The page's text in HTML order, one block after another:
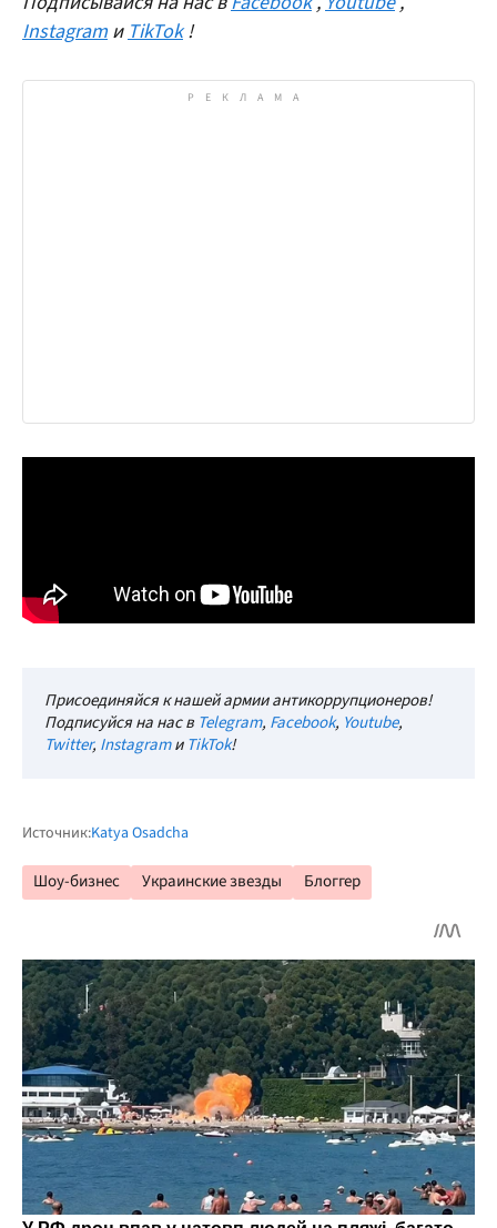
Instagram иTikTok !
Присоединяйся к нашей армии антикоррупционеров!
Подписуйся на нас в Telegram, Facebook, Youtube,
Twitter, InstagramиTikTok!
Источник:Katya Osadcha
Шоу-бизнес Украинские звезды Блоггер